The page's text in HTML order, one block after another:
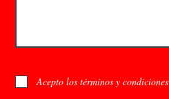
Acepto los términos y condiciones